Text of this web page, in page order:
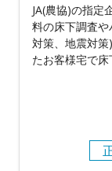
JA(農協)の指定
料の床下調査
対策、地震対
たお客様宅で床